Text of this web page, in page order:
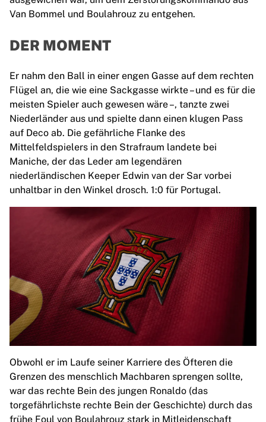
Aalborg Pirates
Tre Kronor
View all Ice Hockey
Glory Kickboxing
Team Liquid
So funktioniert es
Trikot einrahmen
Trikot-Authentifizierung
Meine Sammlung
Van Bommel und Boulahrouz zu entgehen.
DER MOMENT
Er nahm den Ball in einer engen Gasse auf dem rechten
Flügel an, die wie eine Sackgasse wirkte – und es für die
meisten Spieler auch gewesen wäre –, tanzte zwei
Niederländer aus und spielte dann einen klugen Pass
auf Deco ab. Die gefährliche Flanke des
Mittelfeldspielers in den Strafraum landete bei
Maniche, der das Leder am legendären
niederländischen Keeper Edwin van der Sar vorbei
unhaltbar in den Winkel drosch. 1:0 für Portugal.
Obwohl er im Laufe seiner Karriere des Öfteren die
Grenzen des menschlich Machbaren sprengen sollte,
war das rechte Bein des jungen Ronaldo (das
torgefährlichste rechte Bein der Geschichte) durch das
frühe Foul von Boulahrouz stark in Mitleidenschaft